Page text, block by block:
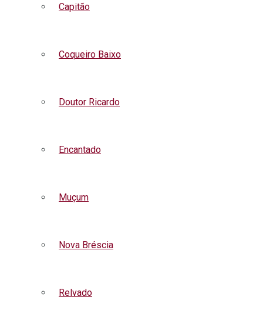
Capitão
Coqueiro Baixo
Doutor Ricardo
Encantado
Muçum
Nova Bréscia
Relvado